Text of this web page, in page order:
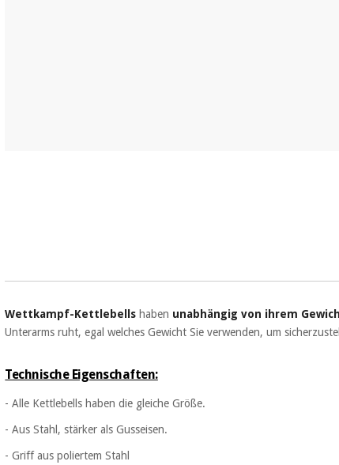
Wettkampf-Kettlebells haben unabhängig von ihrem
Unterarms ruht, egal welches Gewicht Sie verwenden, um
Technische Eigenschaften:
- Alle Kettlebells haben die gleiche Größe.
- Aus Stahl, stärker als Gusseisen.
- Griff aus poliertem Stahl